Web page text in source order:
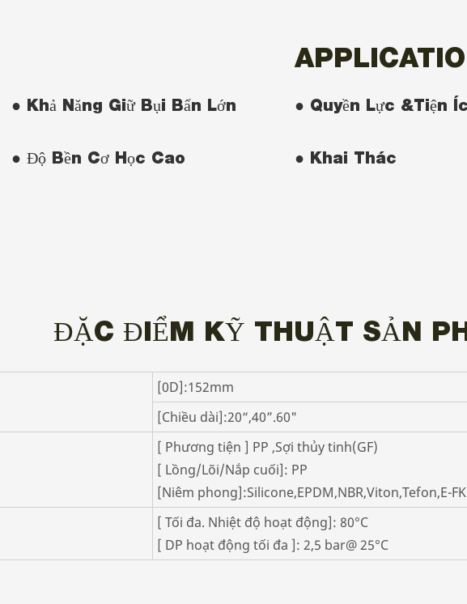
● Khả Năng Giữ Bụi Bẩn Lớn
● Độ Bền Cơ Học Cao
● Quyền Lực &Tiện
● Khai Thác
ĐẶC ĐIỂM KỸ THUẬT SẢN
[0D]:152mm
[Chiều dài]:20“,40”.60"
[ Phương tiện ] PP ,Sợi thủy tinh(GF)
[ Lồng/Lõi/Nắp cuối]: PP
[Niêm phong]:Silicone,EPDM,NBR,Viton,Tefon,E-
[ Tối đa. Nhiệt độ hoạt động]: 80°C
[ DP hoạt động tối đa ]: 2,5 bar@ 25°C